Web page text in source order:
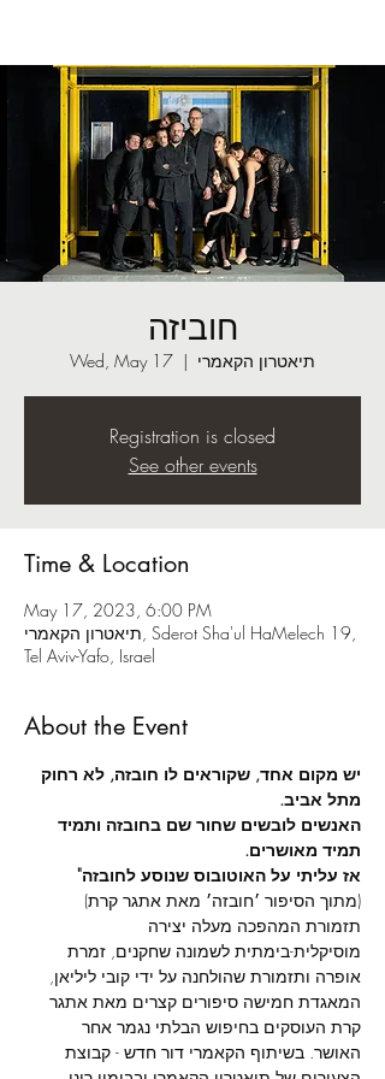
חוביזה
Wed, May 17
  |
תיאטרון הקאמרי
Registration is closed
See other events
Time & Location
May 17, 2023, 6:00 PM
תיאטרון הקאמרי, Sderot Sha'ul HaMelech 19,
Tel Aviv-Yafo, Israel
About the Event
יש מקום אחד, שקוראים לו חובזה, לא רחוק
מתל אביב.
האנשים לובשים שחור שם בחובזה ותמיד
תמיד מאושרים.
אז עליתי על האוטובוס שנוסע לחובזה"
(מתוך הסיפור ׳חובזה׳ מאת אתגר קרת)
תזמורת המהפכה מעלה יצירה
מוסיקלית-בימתית לשמונה שחקנים, זמרת
אופרה ותזמורת שהולחנה על ידי קובי ליליאן,
המאגדת חמישה סיפורים קצרים מאת אתגר
קרת העוסקים בחיפוש הבלתי נגמר אחר
האושר. בשיתוף הקאמרי דור חדש - קבוצת